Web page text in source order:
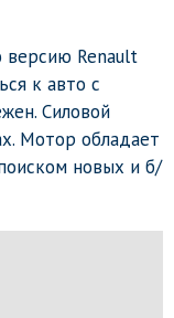
версию Renault
к авто с
Силовой
Мотор обладает
новых и б/